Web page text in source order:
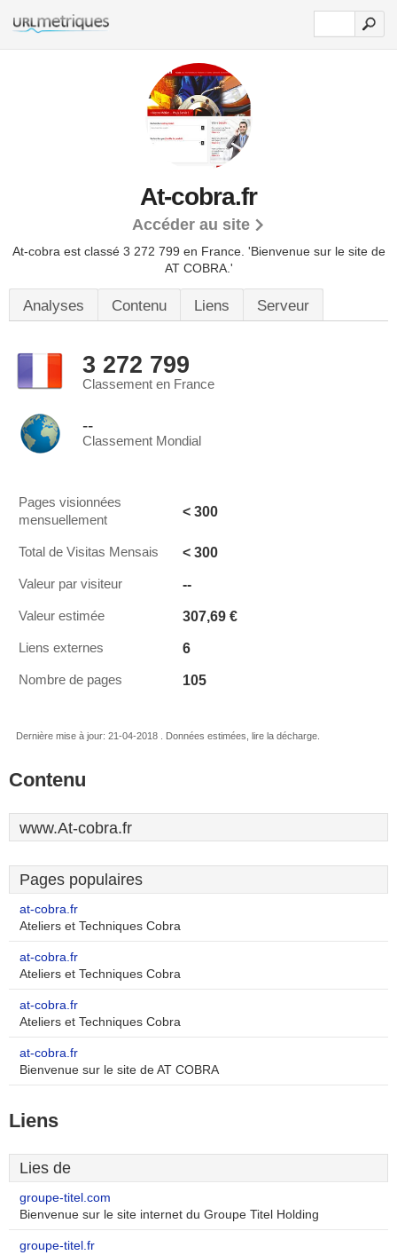
At-cobra.fr
Accéder au site
At-cobra est classé 3 272 799 en France. 'Bienvenue sur le site de
AT COBRA.'
Analyses Contenu Liens Serveur
3 272 799
Classement en France
--
Classement Mondial
Pages visionnées
mensuellement
< 300
Total de Visitas Mensais < 300
Valeur par visiteur --
Valeur estimée 307,69 €
Liens externes 6
Nombre de pages 105
Dernière mise à jour: 21-04-2018 . Données estimées, lire la décharge.
Contenu
www.At-cobra.fr
Pages populaires
at-cobra.fr
Ateliers et Techniques Cobra
at-cobra.fr
Ateliers et Techniques Cobra
at-cobra.fr
Ateliers et Techniques Cobra
at-cobra.fr
Bienvenue sur le site de AT COBRA
Liens
Lies de
groupe-titel.com
Bienvenue sur le site internet du Groupe Titel Holding
groupe-titel.fr